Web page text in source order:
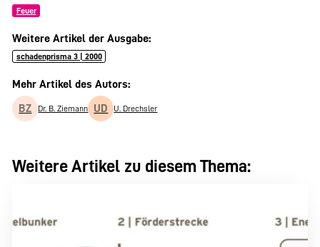
Feuer
Weitere Artikel der Ausgabe:
schadenprisma 3 | 2000
Mehr Artikel des Autors:
BZ Dr. B. Ziemann UD U. Drechsler
Weitere Artikel zu diesem Thema: